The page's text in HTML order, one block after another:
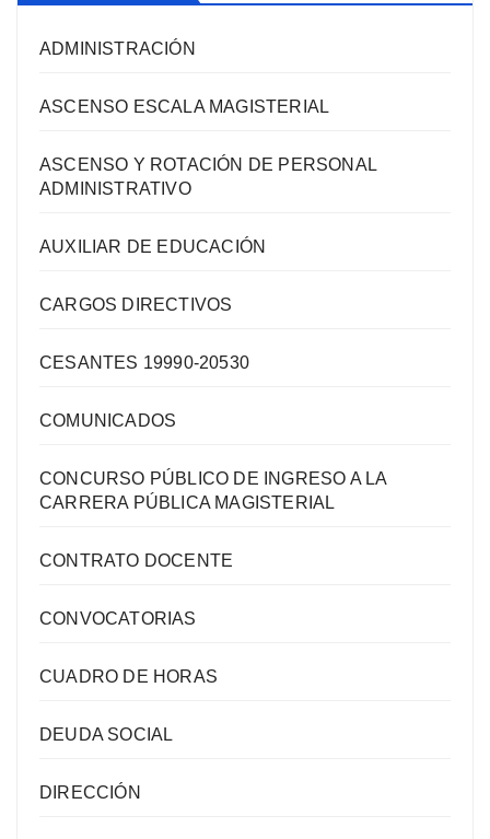
ADMINISTRACIÓN
ASCENSO ESCALA MAGISTERIAL
ASCENSO Y ROTACIÓN DE PERSONAL
ADMINISTRATIVO
AUXILIAR DE EDUCACIÓN
CARGOS DIRECTIVOS
CESANTES 19990-20530
COMUNICADOS
CONCURSO PÚBLICO DE INGRESO A LA
CARRERA PÚBLICA MAGISTERIAL
CONTRATO DOCENTE
CONVOCATORIAS
CUADRO DE HORAS
DEUDA SOCIAL
DIRECCIÓN